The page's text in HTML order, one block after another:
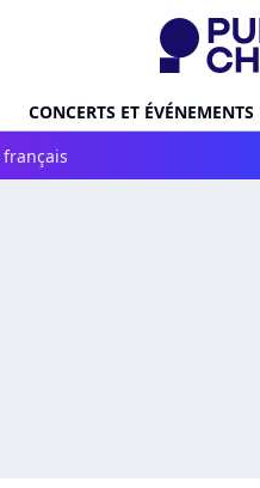
CONCERTS ET ÉVÉNEMENTS